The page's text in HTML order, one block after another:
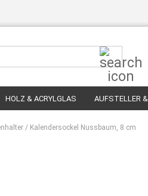
HOLZ & ACRYLGLAS AUFSTELLER
/ Kalendersockel Nussbaum, 8 cm